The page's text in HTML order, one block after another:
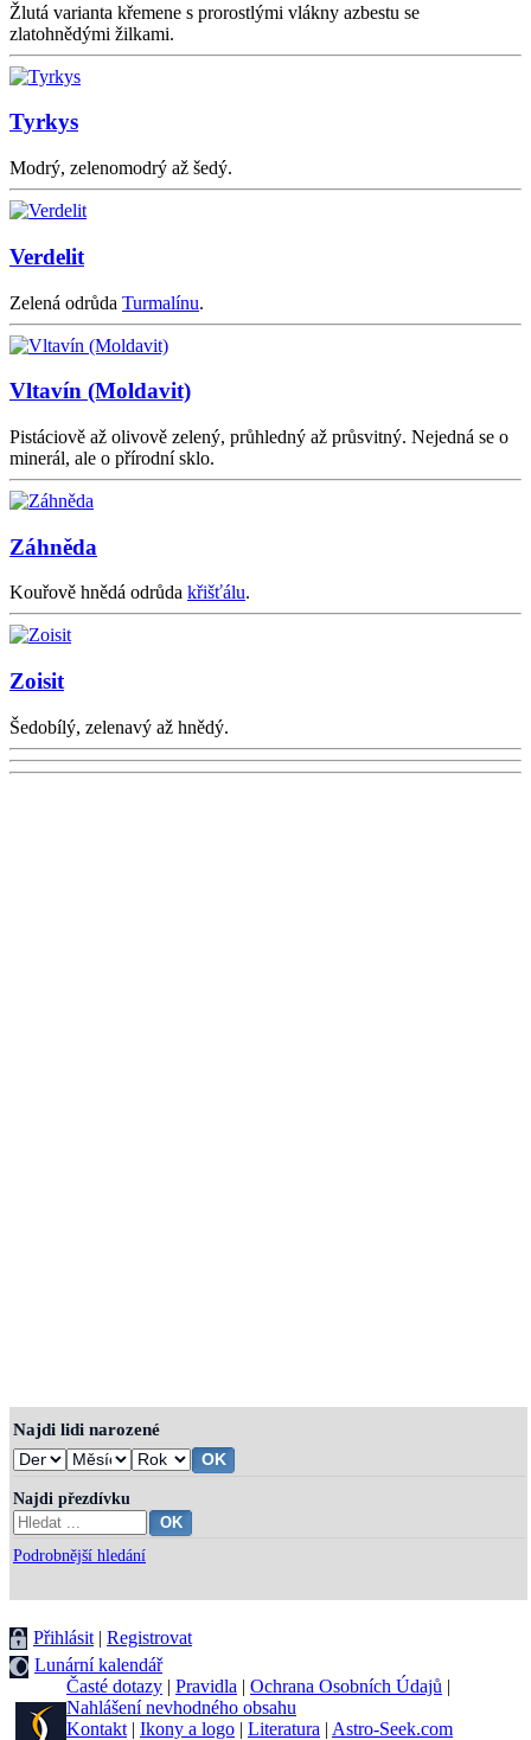
Žlutá varianta křemene s prorostlými vlákny azbestu se
zlatohnědými žilkami.
Tyrkys
Modrý, zelenomodrý až šedý.
Verdelit
Zelená odrůda Turmalínu.
Vltavín (Moldavit)
Pistáciově až olivově zelený, průhledný až průsvitný. Nejedná se o
minerál, ale o přírodní sklo.
Záhněda
Kouřově hnědá odrůda křišťálu.
Zoisit
Šedobílý, zelenavý až hnědý.
Najdi lidi narozené
Najdi přezdívku
Podrobnější hledání
Přihlásit | Registrovat
Lunární kalendář
Časté dotazy | Pravidla | Ochrana Osobních Údajů |
Nahlášení nevhodného obsahu
Kontakt | Ikony a logo | Literatura | Astro-Seek.com